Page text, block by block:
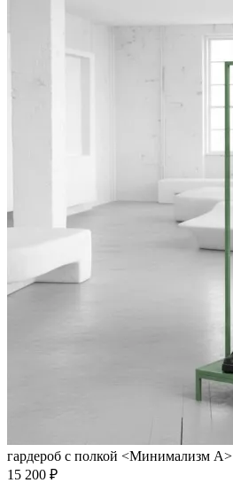
гардероб с полкой <Минимализм А>
15 200 ₽